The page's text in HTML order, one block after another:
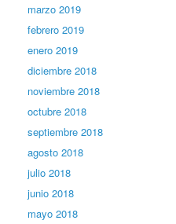
marzo 2019
febrero 2019
enero 2019
diciembre 2018
noviembre 2018
octubre 2018
septiembre 2018
agosto 2018
julio 2018
junio 2018
mayo 2018